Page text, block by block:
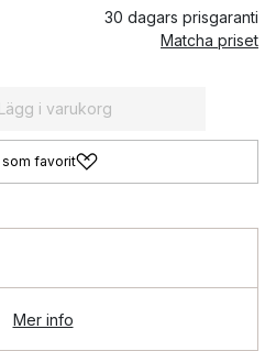
30 dagars prisgaranti
Matcha priset
Lägg i varukorg
som favorit
Mer info